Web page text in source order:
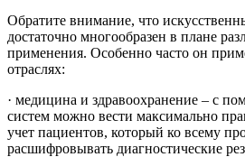
Обратите внимание, что
достаточно многообразен в плане
применения. Особенно часто он
отраслях:
· медицина и здравоохранение – с
систем можно вести максимально
учет пациентов, который ко всему
расшифровывать диагностические